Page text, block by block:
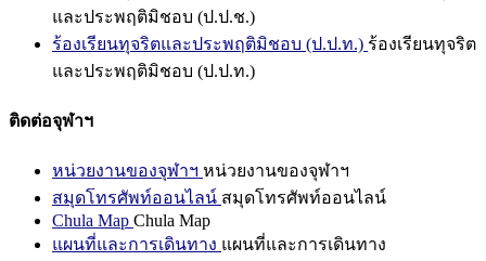
และประพฤติมิชอบ (ป.ป.ช.)
ร้องเรียนทุจริตและประพฤติมิชอบ (ป.ป.ท.) ร้องเรียนทุจริต
และประพฤติมิชอบ (ป.ป.ท.)
ติดต่อจุฬาฯ
หน่วยงานของจุฬาฯ หน่วยงานของจุฬาฯ
สมุดโทรศัพท์ออนไลน์ สมุดโทรศัพท์ออนไลน์
Chula Map Chula Map
แผนที่และการเดินทาง แผนที่และการเดินทาง